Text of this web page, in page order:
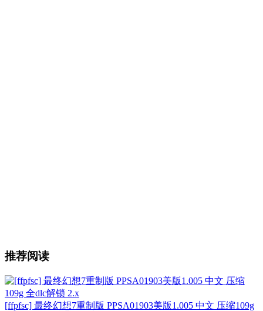
推荐阅读
[ffpfsc] 最终幻想7重制版 PPSA01903美版1.005 中文 压缩109g